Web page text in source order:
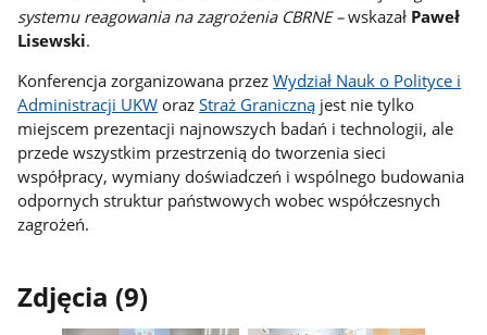
systemu reagowania na zagrożenia CBRNE –wskazał Paweł
Lisewski.
Konferencja zorganizowana przezWydział Nauk o Polityce i
Administracji UKW orazStraż Graniczną jest nie tylko
miejscem prezentacji najnowszych badań i technologii, ale
przede wszystkim przestrzenią do tworzenia sieci
współpracy, wymiany doświadczeń i wspólnego budowania
odpornych struktur państwowych wobec współczesnych
zagrożeń.
Zdjęcia (9)